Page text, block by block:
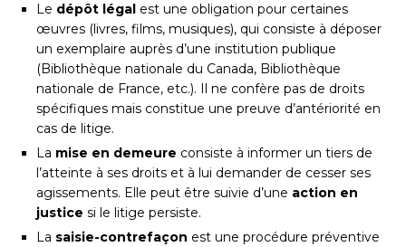
Le dépôt légal est une obligation pour certaines
œuvres (livres, films, musiques), qui consiste à déposer
un exemplaire auprès d’une institution publique
(Bibliothèque nationale du Canada, Bibliothèque
nationale de France, etc.). Il ne confère pas de droits
spécifiques mais constitue une preuve d’antériorité en
cas de litige.
La mise en demeure consiste à informer un tiers de
l’atteinte à ses droits et à lui demander de cesser ses
agissements. Elle peut être suivie d’une action en
justice si le litige persiste.
La saisie-contrefaçon est une procédure préventive